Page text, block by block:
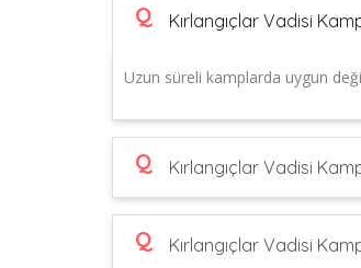
Q Kırlangıçlar Vadisi
Uzun süreli kamplarda uygun
Q Kırlangıçlar Vadisi
Q Kırlangıçlar Vadisi